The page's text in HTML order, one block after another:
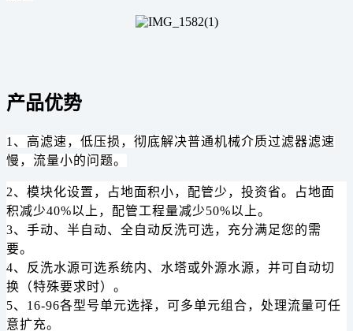
产品优势
1、高滤速，低压损，彻底解决普通机械介质过滤器滤速
慢，流量小的问题。
2、模块化设置，占地面积小，配管少，投资省。占地面
积减少40%以上，配管工程量减少50%以上。
3、手动、半自动、全自动反洗可选，充分满足您的需
要。
4、反洗水源可选系统内、水塔或外源水源，并可自动切
换（特殊要求时）。
5、16-96各型号单元选择，可多单元组合，处理流量可任
意扩充。